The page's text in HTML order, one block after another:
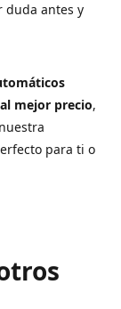
duda antes y
mejor precio,
para ti o